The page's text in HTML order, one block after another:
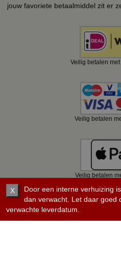
jouw favoriete betaalmiddel zit er
Veilig betalen
Veilig betalen
Veilig betalen
X
Door een interne verhuizing
dan verwacht. Let daar goed
verwachte leverdatum.